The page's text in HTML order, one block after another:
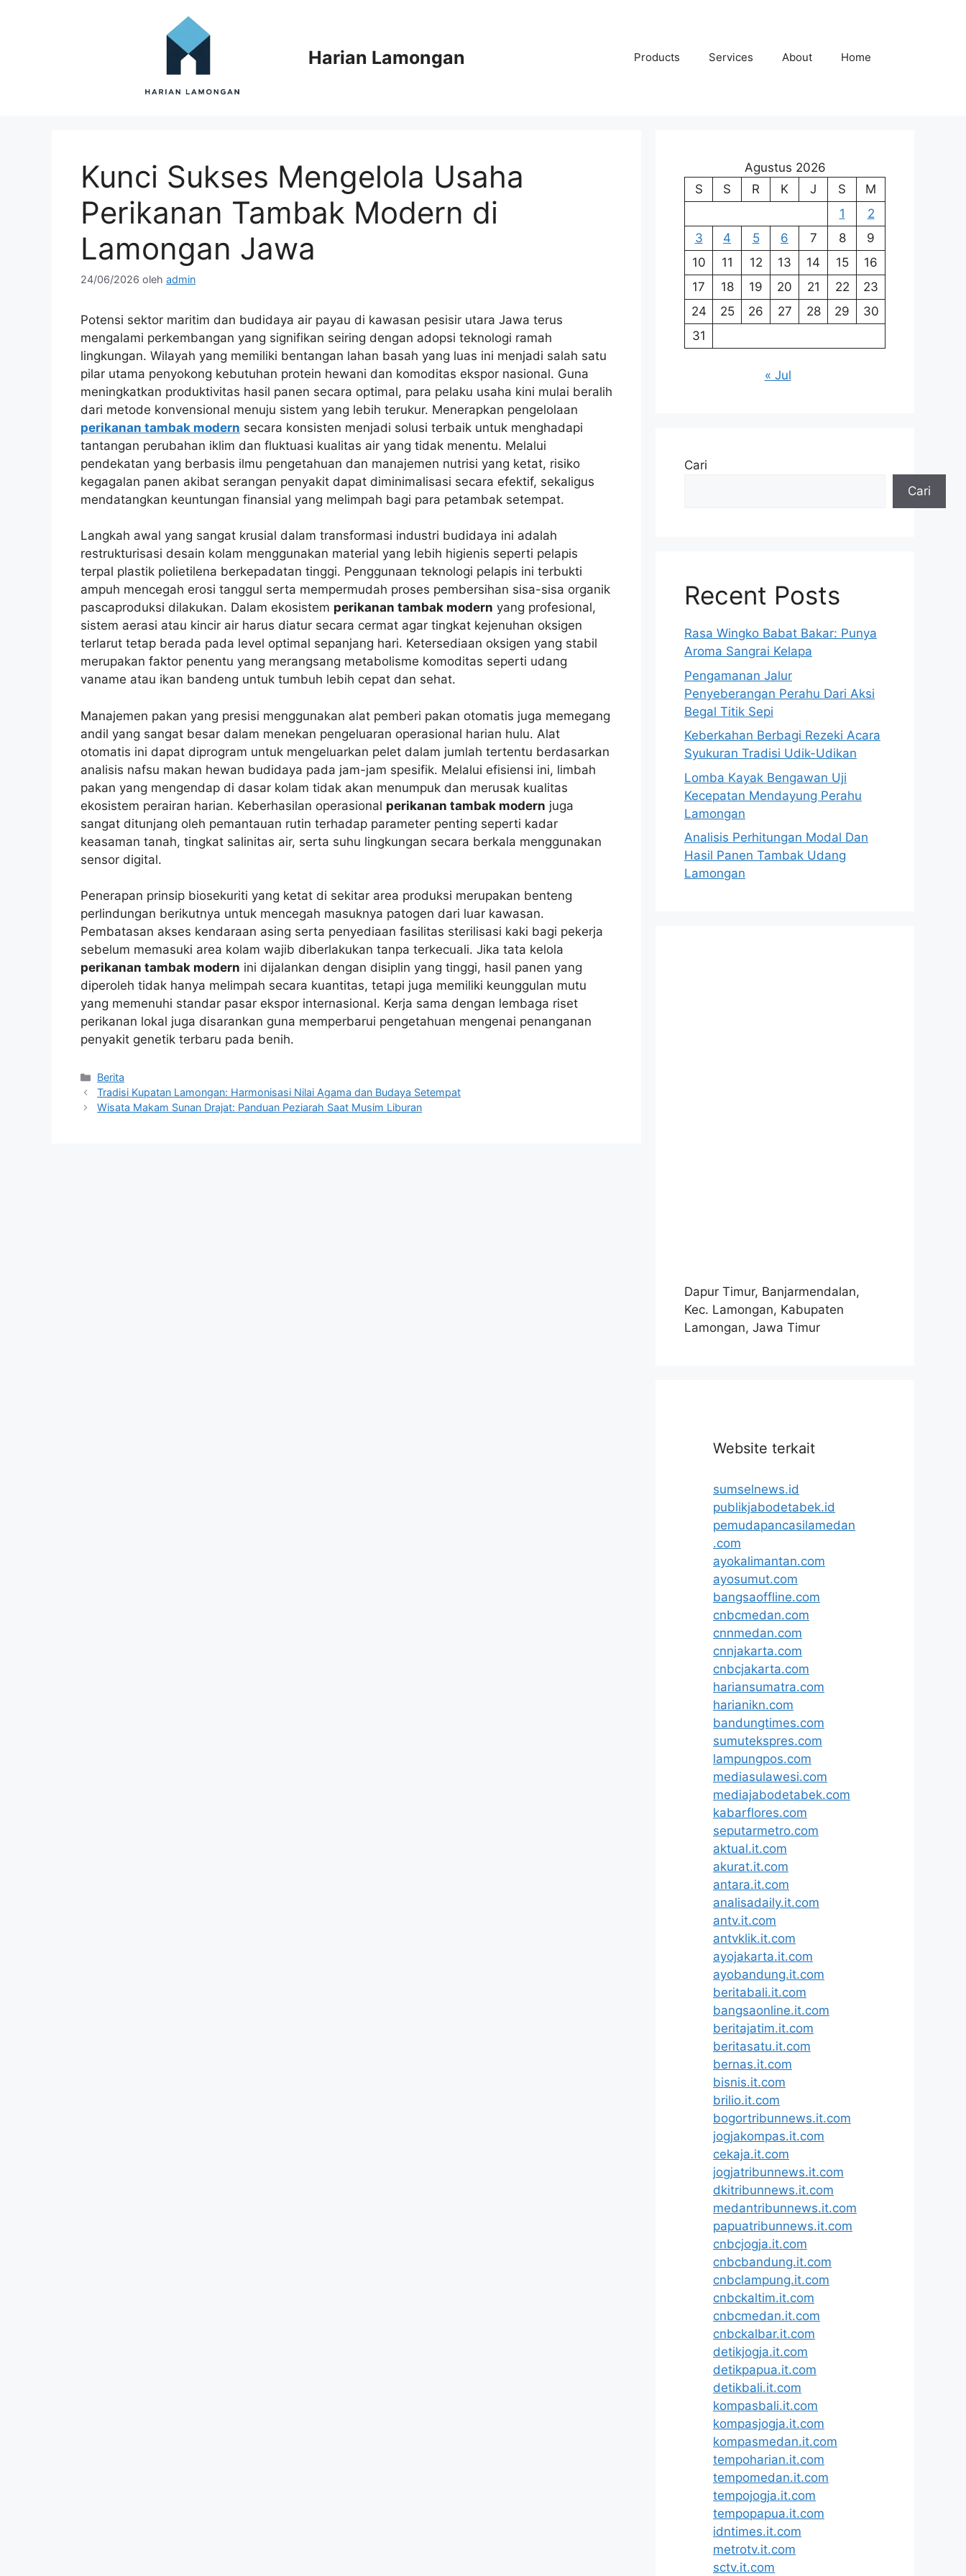
Harian Lamongan Products Services About Home
Kunci Sukses Mengelola Usaha
Perikanan Tambak Modern di
Lamongan Jawa
24/06/2026 oleh admin
Potensi sektor maritim dan budidaya air payau di kawasan pesisir utara Jawa terus
mengalami perkembangan yang signifikan seiring dengan adopsi teknologi ramah
lingkungan. Wilayah yang memiliki bentangan lahan basah yang luas ini menjadi salah satu
pilar utama penyokong kebutuhan protein hewani dan komoditas ekspor nasional. Guna
meningkatkan produktivitas hasil panen secara optimal, para pelaku usaha kini mulai beralih
dari metode konvensional menuju sistem yang lebih terukur. Menerapkan pengelolaan
perikanan tambak modern secara konsisten menjadi solusi terbaik untuk menghadapi
tantangan perubahan iklim dan fluktuasi kualitas air yang tidak menentu. Melalui
pendekatan yang berbasis ilmu pengetahuan dan manajemen nutrisi yang ketat, risiko
kegagalan panen akibat serangan penyakit dapat diminimalisasi secara efektif, sekaligus
mendatangkan keuntungan finansial yang melimpah bagi para petambak setempat.
Langkah awal yang sangat krusial dalam transformasi industri budidaya ini adalah
restrukturisasi desain kolam menggunakan material yang lebih higienis seperti pelapis
terpal plastik polietilena berkepadatan tinggi. Penggunaan teknologi pelapis ini terbukti
ampuh mencegah erosi tanggul serta mempermudah proses pembersihan sisa-sisa organik
pascaproduksi dilakukan. Dalam ekosistem perikanan tambak modern yang profesional,
sistem aerasi atau kincir air harus diatur secara cermat agar tingkat kejenuhan oksigen
terlarut tetap berada pada level optimal sepanjang hari. Ketersediaan oksigen yang stabil
merupakan faktor penentu yang merangsang metabolisme komoditas seperti udang
vaname atau ikan bandeng untuk tumbuh lebih cepat dan sehat.
Manajemen pakan yang presisi menggunakan alat pemberi pakan otomatis juga memegang
andil yang sangat besar dalam menekan pengeluaran operasional harian hulu. Alat
otomatis ini dapat diprogram untuk mengeluarkan pelet dalam jumlah tertentu berdasarkan
analisis nafsu makan hewan budidaya pada jam-jam spesifik. Melalui efisiensi ini, limbah
pakan yang mengendap di dasar kolam tidak akan menumpuk dan merusak kualitas
ekosistem perairan harian. Keberhasilan operasional perikanan tambak modern juga
sangat ditunjang oleh pemantauan rutin terhadap parameter penting seperti kadar
keasaman tanah, tingkat salinitas air, serta suhu lingkungan secara berkala menggunakan
sensor digital.
Penerapan prinsip biosekuriti yang ketat di sekitar area produksi merupakan benteng
perlindungan berikutnya untuk mencegah masuknya patogen dari luar kawasan.
Pembatasan akses kendaraan asing serta penyediaan fasilitas sterilisasi kaki bagi pekerja
sebelum memasuki area kolam wajib diberlakukan tanpa terkecuali. Jika tata kelola
perikanan tambak modern ini dijalankan dengan disiplin yang tinggi, hasil panen yang
diperoleh tidak hanya melimpah secara kuantitas, tetapi juga memiliki keunggulan mutu
yang memenuhi standar pasar ekspor internasional. Kerja sama dengan lembaga riset
perikanan lokal juga disarankan guna memperbarui pengetahuan mengenai penanganan
penyakit genetik terbaru pada benih.
Kategori
Berita
Tradisi Kupatan Lamongan: Harmonisasi Nilai Agama dan Budaya Setempat
Wisata Makam Sunan Drajat: Panduan Peziarah Saat Musim Liburan
Agustus 2026
S
S R K J S
M
1
2
3
4 5 6 7 8
9
10
11 12 13 14 15
16
17
18 19 20 21 22
23
24
25 26 27 28 29
30
31
« Jul
Cari
Cari
Recent Posts
Rasa Wingko Babat Bakar: Punya
Aroma Sangrai Kelapa
Pengamanan Jalur
Penyeberangan Perahu Dari Aksi
Begal Titik Sepi
Keberkahan Berbagi Rezeki Acara
Syukuran Tradisi Udik-Udikan
Lomba Kayak Bengawan Uji
Kecepatan Mendayung Perahu
Lamongan
Analisis Perhitungan Modal Dan
Hasil Panen Tambak Udang
Lamongan
Dapur Timur, Banjarmendalan,
Kec. Lamongan, Kabupaten
Lamongan, Jawa Timur
Website terkait
sumselnews.id
publikjabodetabek.id
pemudapancasilamedan
.com
ayokalimantan.com
ayosumut.com
bangsaoffline.com
cnbcmedan.com
cnnmedan.com
cnnjakarta.com
cnbcjakarta.com
hariansumatra.com
harianikn.com
bandungtimes.com
sumutekspres.com
lampungpos.com
mediasulawesi.com
mediajabodetabek.com
kabarflores.com
seputarmetro.com
aktual.it.com
akurat.it.com
antara.it.com
analisadaily.it.com
antv.it.com
antvklik.it.com
ayojakarta.it.com
ayobandung.it.com
beritabali.it.com
bangsaonline.it.com
beritajatim.it.com
beritasatu.it.com
bernas.it.com
bisnis.it.com
brilio.it.com
bogortribunnews.it.com
jogjakompas.it.com
cekaja.it.com
jogjatribunnews.it.com
dkitribunnews.it.com
medantribunnews.it.com
papuatribunnews.it.com
cnbcjogja.it.com
cnbcbandung.it.com
cnbclampung.it.com
cnbckaltim.it.com
cnbcmedan.it.com
cnbckalbar.it.com
detikjogja.it.com
detikpapua.it.com
detikbali.it.com
kompasbali.it.com
kompasjogja.it.com
kompasmedan.it.com
tempoharian.it.com
tempomedan.it.com
tempojogja.it.com
tempopapua.it.com
idntimes.it.com
metrotv.it.com
sctv.it.com